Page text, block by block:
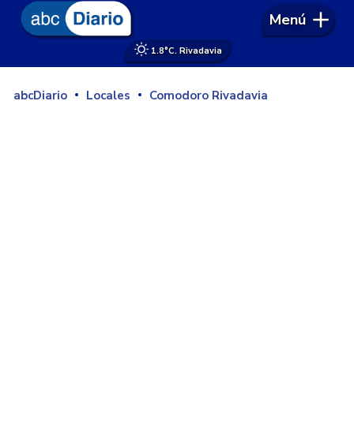
1.8°C. Rivadavia
Menú
abcDiario Locales Comodoro Rivadavia